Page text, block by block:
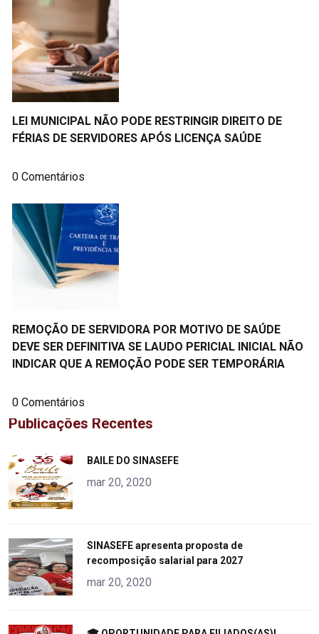
LEI MUNICIPAL NÃO PODE RESTRINGIR DIREITO DE
FÉRIAS DE SERVIDORES APÓS LICENÇA SAÚDE
0 Comentários
REMOÇÃO DE SERVIDORA POR MOTIVO DE SAÚDE
DEVE SER DEFINITIVA SE LAUDO PERICIAL INICIAL NÃO
INDICAR QUE A REMOÇÃO PODE SER TEMPORÁRIA
0 Comentários
Publicações Recentes
alt="product">
BAILE DO SINASEFE
mar 20, 2020
alt="product">
SINASEFE apresenta proposta de
recomposição salarial para 2027
mar 20, 2020